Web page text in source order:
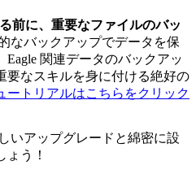
前に、重要なファイルのバッ
なバックアップでデータを保
関連データのバックアッ
要なスキルを身に付ける絶好の
ートリアルはこちらをクリック
いアップグレードと綿密に設
う！